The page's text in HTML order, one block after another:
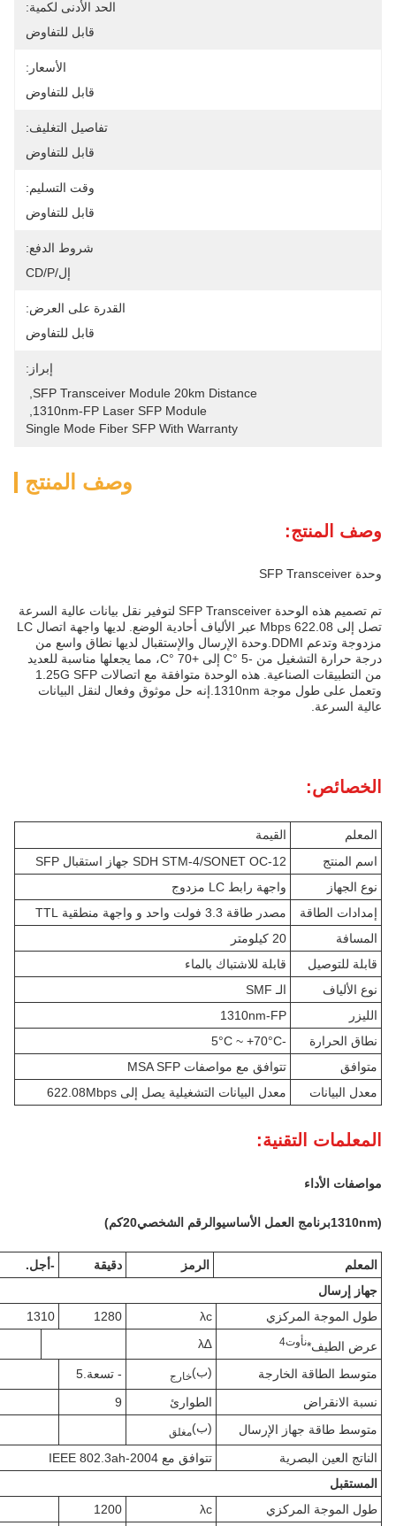
الحد الأدنى لكمية:
قابل للتفاوض
الأسعار:
قابل للتفاوض
تفاصيل التغليف:
قابل للتفاوض
وقت التسليم:
قابل للتفاوض
شروط الدفع:
إل/CD/P
القدرة على العرض:
قابل للتفاوض
إبراز:
SFP Transceiver Module 20km Distance
1310nm-FP Laser SFP Module
Single Mode Fiber SFP With Warranty
وصف المنتج
وصف المنتج:
وحدة SFP Transceiver
تم تصميم هذه الوحدة SFP Transceiver لتوفير نقل بيانات عالية السرعة
تصل إلى 622.08 Mbps عبر الألياف أحادية الوضع. لديها واجهة اتصال LC
مزدوجة وتدعم DDMI.وحدة الإرسال والإستقبال لديها نطاق واسع من
درجة حرارة التشغيل من -5 °C إلى +70 °C، مما يجعلها مناسبة للعديد
من التطبيقات الصناعية. هذه الوحدة متوافقة مع اتصالات 1.25G SFP
وتعمل على طول موجة 1310nm.إنه حل موثوق وفعال لنقل البيانات
عالية السرعة.
الخصائص:
المعلم
القيمة
اسم المنتج
SDH STM-4/SONET OC-12 جهاز استقبال SFP
نوع الجهاز
واجهة رابط LC مزدوج
إمدادات الطاقة
مصدر طاقة 3.3 فولت واحد و واجهة منطقية TTL
المسافة
20 كيلومتر
قابلة للتوصيل
قابلة للاشتباك بالماء
نوع الألياف
الـ SMF
الليزر
1310nm-FP
نطاق الحرارة
-5°C ~ +70°C
متوافق
تتوافق مع مواصفات MSA SFP
معدل البيانات
معدل البيانات التشغيلية يصل إلى 622.08Mbps
المعلمات التقنية:
مواصفات الأداء
(
1310nm برنامج العمل الأساسيوالرقم الشخصي20كم)
المعلم الرمز دقيقة
-أجل.
جهاز إرسال
طول الموجة المركزي
λc
1280
1310
عرض الطيف*نأوت4
∆λ
متوسط الطاقة الخارجة (ب)خارج
- تسعة.5
نسبة الانقراض
الطوارئ
9
متوسط طاقة جهاز الإرسال
(ب)مغلق
الناتج العين البصرية
تتوافق مع IEEE 802.3ah-2004
المستقبل
طول الموجة المركزي
λc
1200